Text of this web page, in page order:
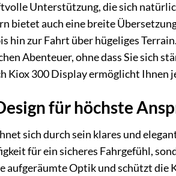
Unterstützung, die sich
bietet auch eine breite
hin zur Fahrt über hügeliges
Abenteuer, ohne dass Sie sich
Kiox 300 Display ermöglicht
für höchste
sich durch sein klares und
für ein sicheres Fahrgefühl,
aufgeräumte Optik und schützt